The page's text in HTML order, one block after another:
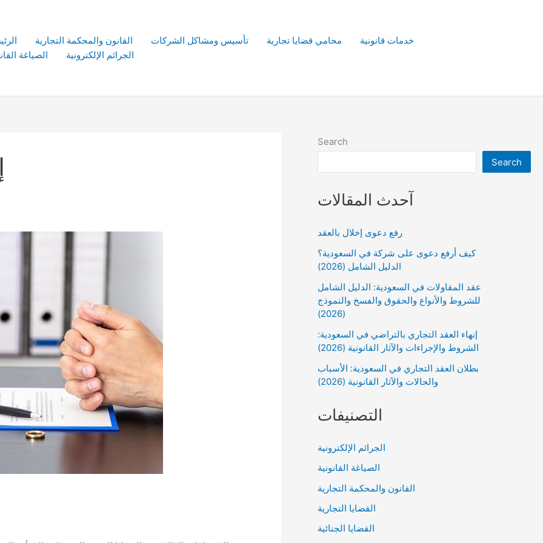
القانون والمحكمة التجارية تأسيس ومشاكل الشركات محامي قضايا تجارية
خدمات قانونية
الصياغة
الجرائم الإلكترونية
Search
Search
آحدث المقالات
رفع دعوى إخلال بالعقد
كيف أرفع دعوى على شركة في السعودية؟
الدليل الشامل (2026)
عقد المقاولات في السعودية: الدليل الشامل
للشروط والأنواع والحقوق والفسخ والنموذج
(2026)
إنهاء العقد التجاري بالتراضي في السعودية:
الشروط والإجراءات والآثار القانونية (2026)
بطلان العقد التجاري في السعودية: الأسباب
والحالات والآثار القانونية (2026)
التصنيفات
الجرائم الإلكترونية
الصياغة القانونية
القانون والمحكمة التجارية
القضايا التجارية
القضايا الجنائية